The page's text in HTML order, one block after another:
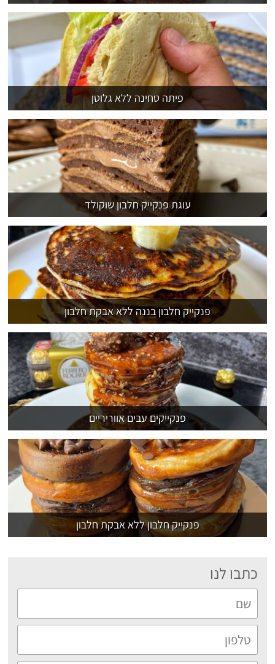
פיתה טחינה ללא גלוטן
עוגת פנקייק חלבון שוקולד
פנקייק חלבון בננה ללא אבקת חלבון
פנקייקים עבים אווריריים
פנקייק חלבון ללא אבקת חלבון
כתבו לנו